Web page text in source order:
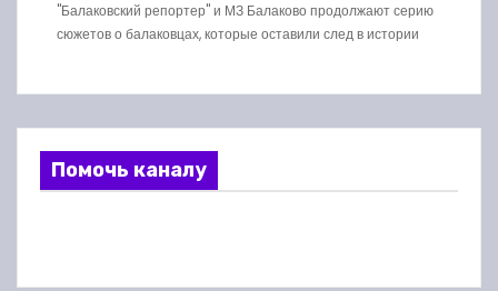
"Балаковский репортер" и МЗ Балаково продолжают серию
сюжетов о балаковцах, которые оставили след в истории
Помочь каналу